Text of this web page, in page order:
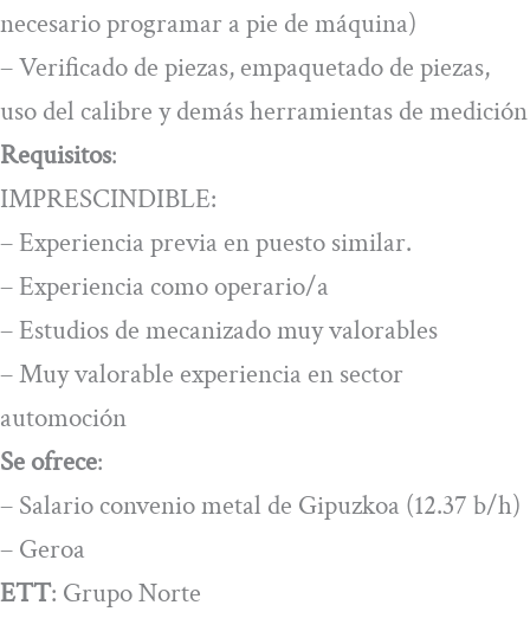
necesario programar a pie de máquina)
– Verificado de piezas, empaquetado de piezas,
uso del calibre y demás herramientas de medición
Requisitos:
IMPRESCINDIBLE:
– Experiencia previa en puesto similar.
– Experiencia como operario/a
– Estudios de mecanizado muy valorables
– Muy valorable experiencia en sector
automoción
Se ofrece:
– Salario convenio metal de Gipuzkoa (12.37 b/h)
– Geroa
ETT: Grupo Norte